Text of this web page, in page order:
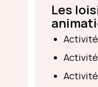
Les